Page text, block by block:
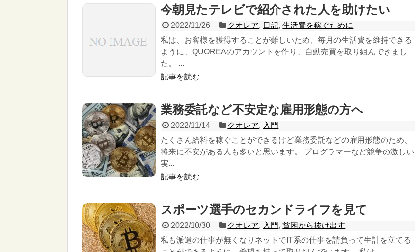
今朝見たテレビで紹介された人を助けたい
2022/11/26 クオレア, 日記,生活費を稼ぐために
私は、お客様を獲得することが難しいため、毎月の生活費を維持できる
ように、QUOREAのアカウントを作り、自動売買を取り組んできまし
た。 ...
記事を読む
業務委託など不安定な雇用形態の方へ
2022/11/14 クオレア, 入門
たくさん給料を稼ぐことができるけど業務委託などの雇用形態のため、
将来に不安がある人も多いと思います。 プログラマーなど競争の激しい
実...
記事を読む
スポーツ選手のセカンドライフを見て
2022/10/30 クオレア, 入門,貧困から抜け出す
私も派遣の仕事が無くなりネットでIT系の仕事を請負って生計を立てる